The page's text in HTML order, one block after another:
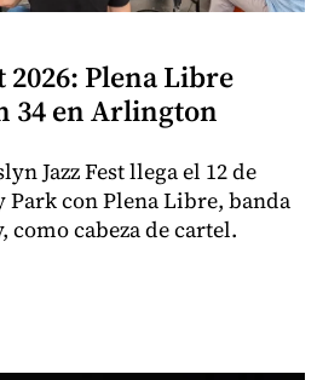
2026: Plena Libre
34 en Arlington
Jazz Fest llega el 12 de
Park con Plena Libre, banda
cabeza de cartel.